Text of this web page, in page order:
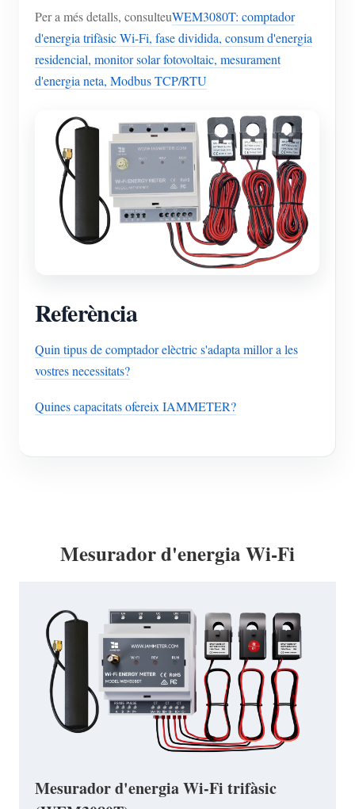
Per a més detalls, consulteuWEM3080T: comptador
d'energia trifàsic Wi-Fi, fase dividida, consum d'energia
residencial, monitor solar fotovoltaic, mesurament
d'energia neta, Modbus TCP/RTU
Referència
Quin tipus de comptador elèctric s'adapta millor a les
vostres necessitats?
Quines capacitats ofereix IAMMETER?
Mesurador d'energia Wi-Fi
Mesurador d'energia Wi-Fi trifàsic